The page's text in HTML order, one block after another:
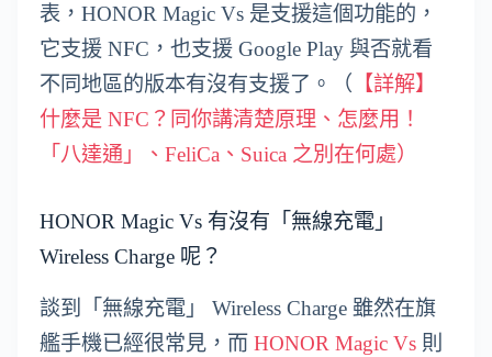
表，HONOR Magic Vs 是支援這個功能的，
它支援 NFC，也支援 Google Play 與否就看
不同地區的版本有沒有支援了。（ 【詳解】
什麼是 NFC？同你講清楚原理、怎麼用！
「八達通」、FeliCa、Suica 之別在何處）
HONOR Magic Vs 有沒有「無線充電」
Wireless Charge 呢？
談到「無線充電」 Wireless Charge 雖然在旗
艦手機已經很常見，而 HONOR Magic Vs 則